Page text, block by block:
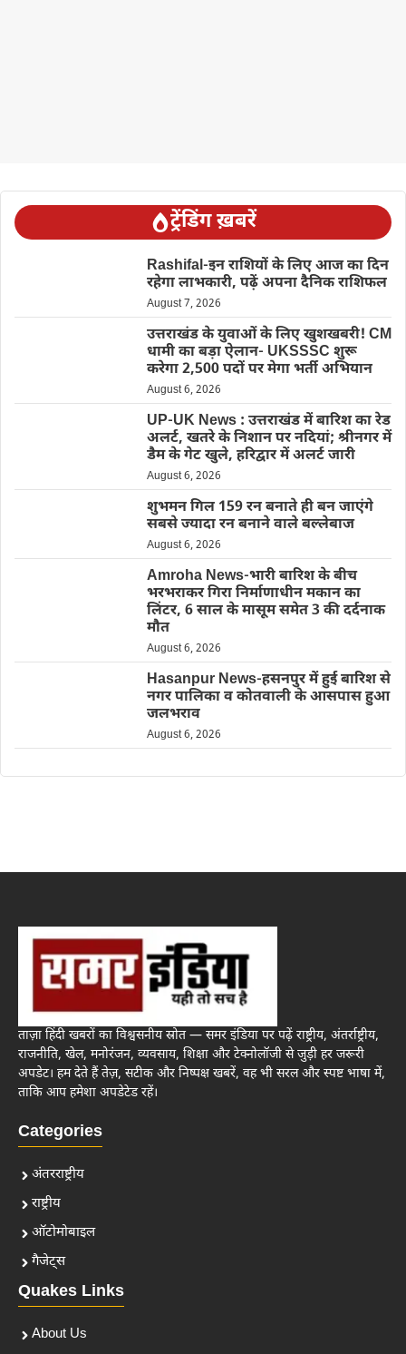
ट्रेंडिंग ख़बरें
Rashifal-इन राशियों के लिए आज का दिन
रहेगा लाभकारी, पढ़ें अपना दैनिक राशिफल
August 7, 2026
उत्तराखंड के युवाओं के लिए खुशखबरी! CM
धामी का बड़ा ऐलान- UKSSSC शुरू
करेगा 2,500 पदों पर मेगा भर्ती अभियान
August 6, 2026
UP-UK News : उत्तराखंड में बारिश का रेड
अलर्ट, खतरे के निशान पर नदियां; श्रीनगर में
डैम के गेट खुले, हरिद्वार में अलर्ट जारी
August 6, 2026
शुभमन गिल 159 रन बनाते ही बन जाएंगे
सबसे ज्यादा रन बनाने वाले बल्लेबाज
August 6, 2026
Amroha News-भारी बारिश के बीच
भरभराकर गिरा निर्माणाधीन मकान का
लिंटर, 6 साल के मासूम समेत 3 की दर्दनाक
मौत
August 6, 2026
Hasanpur News-हसनपुर में हुई बारिश से
नगर पालिका व कोतवाली के आसपास हुआ
जलभराव
August 6, 2026
ताज़ा हिंदी खबरों का विश्वसनीय स्रोत — समर इंडिया पर पढ़ें राष्ट्रीय, अंतर्राष्ट्रीय,
राजनीति, खेल, मनोरंजन, व्यवसाय, शिक्षा और टेक्नोलॉजी से जुड़ी हर जरूरी
अपडेट। हम देते हैं तेज़, सटीक और निष्पक्ष खबरें, वह भी सरल और स्पष्ट भाषा में,
ताकि आप हमेशा अपडेटेड रहें।
Categories
अंतरराष्ट्रीय
राष्ट्रीय
ऑटोमोबाइल
गैजेट्स
Quakes Links
About Us